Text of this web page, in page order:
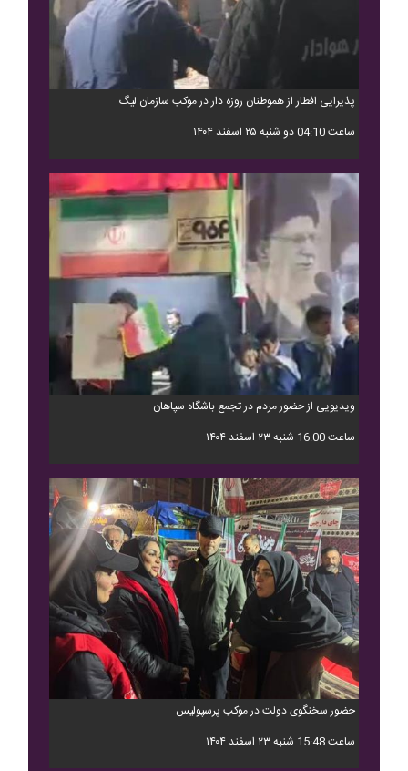
پذیرایی افطار از هموطنان روزه دار در موکب سازمان لیگ
ساعت 04:10 دو شنبه ۲۵ اسفند ۱۴۰۴
ویدیویی از حضور مردم در تجمع باشگاه سپاهان
ساعت 16:00 شنبه ۲۳ اسفند ۱۴۰۴
حضور سخنگوی دولت در موکب پرسپولیس
ساعت 15:48 شنبه ۲۳ اسفند ۱۴۰۴